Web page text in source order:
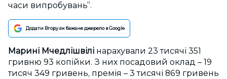
часи випробувань”.
Додати Вгору як бажане джерело в Google
Марині Мчедлішвілі нарахували 23 тисячі 351
гривню 93 копійки. З них посадовий оклад – 19
тисяч 349 гривень, премія – 3 тисячі 869 гривень